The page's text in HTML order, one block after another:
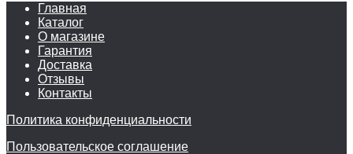
Главная
Каталог
О магазине
Гарантия
Доставка
Отзывы
Контакты
Политика конфиденциальности
Пользовательское соглашение